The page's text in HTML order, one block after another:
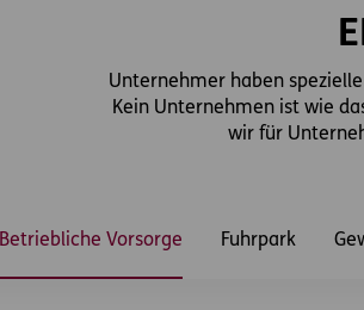
Unternehmer haben
Kein Unternehmen ist wie
wir für
Betriebliche Vorsorge Fuhrpark